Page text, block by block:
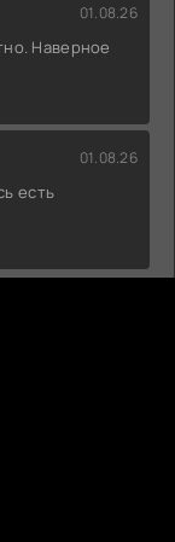
01.08.26
Наверное
01.08.26
есть